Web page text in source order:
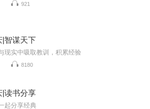
921
|智谋天下
现实中吸取教训，积累经验
8180
|读书分享
起分享经典